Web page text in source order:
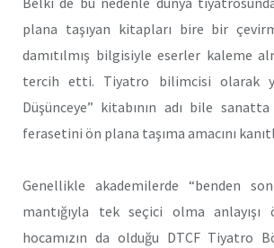
plana taşıyan kitapları bire bir
damıtılmış bilgisiyle eserler kaleme
tercih etti. Tiyatro bilimcisi olarak
Düşünceye” kitabının adı bile
ferasetini ön plana taşıma amacını
Genellikle akademilerde “benden
mantığıyla tek seçici olma anlayışı
hocamızın da olduğu DTCF Tiyatro